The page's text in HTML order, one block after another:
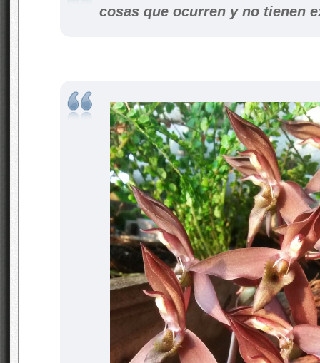
cosas que ocurren y no tienen